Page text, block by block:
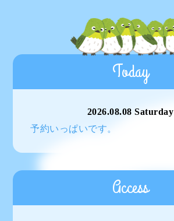
Today
2026.08.08 Saturday
予約いっぱいです。
Access